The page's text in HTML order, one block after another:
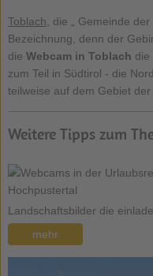
Toblach, die „ Gemeinde
Bezeichnung, denn der
die Webcam in Toblach die
zum Teil in Südtirol - die
teilweise auf dem Gebiet
Weitere Tipps zum
Landschaftsbilder die
mehr